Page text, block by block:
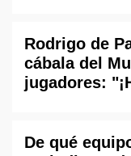
Rodrigo de
cábala del
jugadores:
De qué